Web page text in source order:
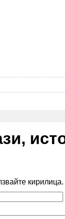
кирилица.